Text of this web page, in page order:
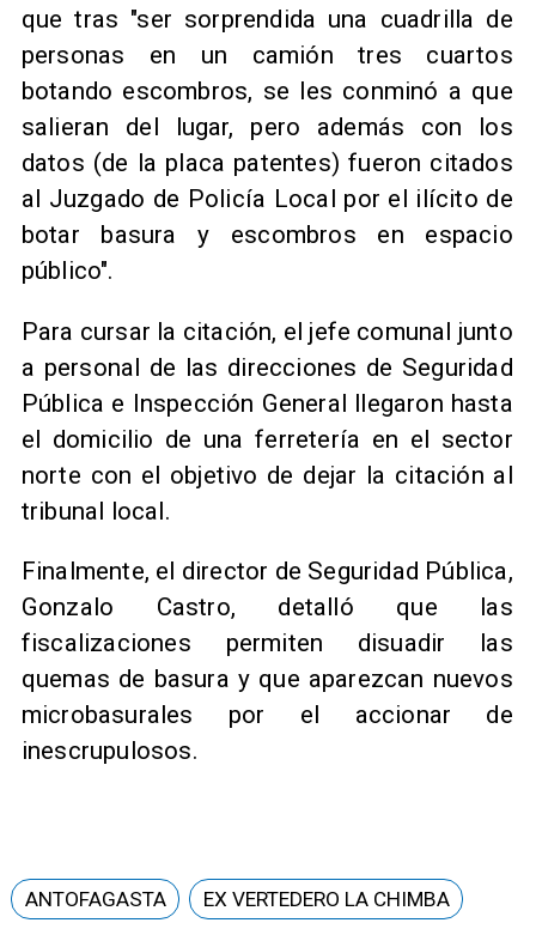
que tras "ser sorprendida una cuadrilla de
personas en un camión tres cuartos
botando escombros, se les conminó a que
salieran del lugar, pero además con los
datos (de la placa patentes) fueron citados
al Juzgado de Policía Local por el ilícito de
botar basura y escombros en espacio
público".
Para cursar la citación, el jefe comunal junto
a personal de las direcciones de Seguridad
Pública e Inspección General llegaron hasta
el domicilio de una ferretería en el sector
norte con el objetivo de dejar la citación al
tribunal local.
Finalmente, el director de Seguridad Pública,
Gonzalo Castro, detalló que las
fiscalizaciones permiten disuadir las
quemas de basura y que aparezcan nuevos
microbasurales por el accionar de
inescrupulosos.
ANTOFAGASTA EX VERTEDERO LA CHIMBA